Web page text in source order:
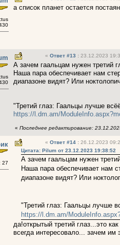
а список планет остается
« Ответ #13 : 23.12.2023
А зачем гаальцам нужен третий
Наша пара обеспечивает нам
диапазоне видят? Или
"Третий глаз: Гаальцы лучше
https://l.dm.am/
« Последнее редактирование:
27
« Ответ #14 : 26.12.2023
Цитата: Pilum от 23.12.2023 19:38:52
А зачем гаальцам нужен
Наша пара обеспечивает нам
диапазоне видят? Или
"Третий глаз: Гаальцы лучше
https://l.dm.am/
да!открытый третий глаз...это
всегда интересовало... зачем им